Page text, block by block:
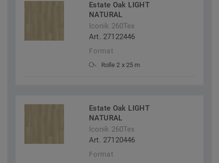
Estate Oak LIGHT
NATURAL
Iconik 260Tex
Art. 27122446
Format
Rolle 2 x 25 m
Estate Oak LIGHT
NATURAL
Iconik 260Tex
Art. 27120446
Format